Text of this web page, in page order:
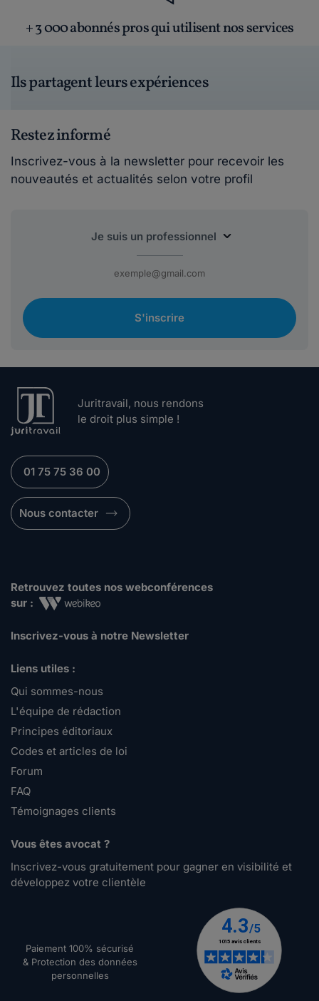
+ 3 000 abonnés pros qui utilisent nos services
Ils partagent leurs expériences
Restez informé
Inscrivez-vous à la newsletter pour recevoir les
nouveautés et actualités selon votre profil
S'inscrire
Juritravail, nous rendons
le droit plus simple !
01 75 75 36 00
Nous contacter
Retrouvez toutes nos webconférences
sur :
Inscrivez-vous à notre Newsletter
Liens utiles :
Qui sommes-nous
L'équipe de rédaction
Principes éditoriaux
Codes et articles de loi
Forum
FAQ
Témoignages clients
Vous êtes avocat ?
Inscrivez-vous gratuitement pour gagner en visibilité et
développez votre clientèle
Paiement 100% sécurisé
& Protection des données
personnelles